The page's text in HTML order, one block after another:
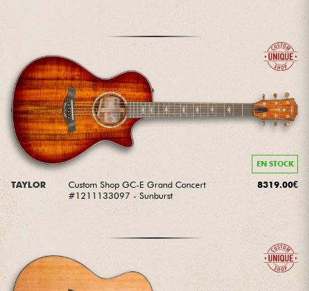
EN STOCK
TAYLOR
Custom Shop GC-E Grand Concert
#1211133097 - Sunburst
8319.00€